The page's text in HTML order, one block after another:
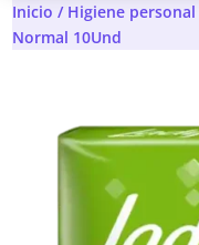
Inicio / Higiene personal
Normal 10Und